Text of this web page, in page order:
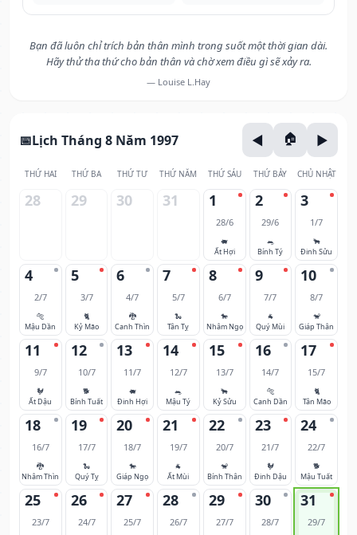
Bạn đã luôn chỉ trích bản thân mình trong suốt một thời gian dài.
Hãy thử tha thứ cho bản thân và chờ xem điều gì sẽ xảy ra.
— Louise L.Hay
Lịch Tháng 8 Năm 1997
THỨ HAI THỨ BA THỨ TƯ THỨ NĂM THỨ SÁU THỨ BẢY CHỦ NHẬT
28 29 30 31 1
28/6
🐖
Ất Hợi
2
29/6
🐀
Bính Tý
3
1/7
🐂
Đinh Sửu
4
2/7
🐅
Mậu Dần
5
3/7
🐈
Kỷ Mão
6
4/7
🐉
Canh Thìn
7
5/7
🐍
Tân Tỵ
8
6/7
🐎
Nhâm Ngọ
9
7/7
🐐
Quý Mùi
10
8/7
🐒
Giáp Thân
11
9/7
🐓
Ất Dậu
12
10/7
🐕
Bính Tuất
13
11/7
🐖
Đinh Hợi
14
12/7
🐀
Mậu Tý
15
13/7
🐂
Kỷ Sửu
16
14/7
🐅
Canh Dần
17
15/7
🐈
Tân Mão
18
16/7
🐉
Nhâm Thìn
19
17/7
🐍
Quý Tỵ
20
18/7
🐎
Giáp Ngọ
21
19/7
🐐
Ất Mùi
22
20/7
🐒
Bính Thân
23
21/7
🐓
Đinh Dậu
24
22/7
🐕
Mậu Tuất
25
23/7
26
24/7
27
25/7
28
26/7
29
27/7
30
28/7
31
29/7